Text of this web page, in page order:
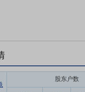
股东户数